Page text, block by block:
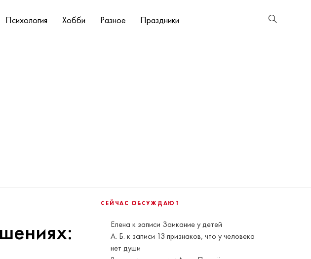
Психология Хобби Разное Праздники
СЕЙЧАС ОБСУЖДАЮТ
Елена к записи Заикание у детей
А. Б. к записи 13 признаков, что у человека
нет души